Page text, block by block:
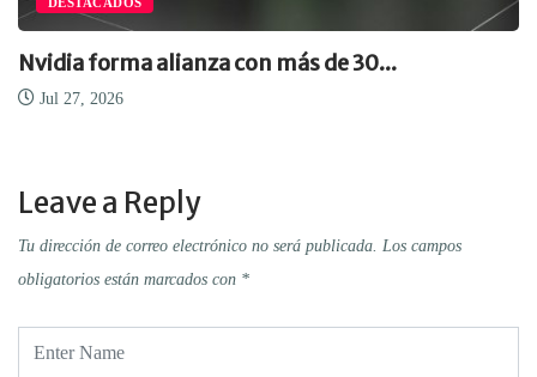
Nvidia forma alianza con más de 30...
Jul 27, 2026
Leave a Reply
Tu dirección de correo electrónico no será publicada. Los campos
obligatorios están marcados con *